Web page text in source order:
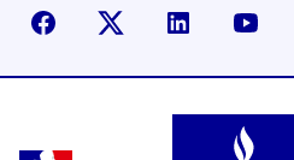
FacebookX LinkedIn